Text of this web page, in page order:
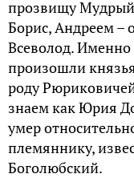
прозвищу
Борис, Андреем –
Всеволод.
произошли
роду
знаем как Юрия
умер
племяннику,
Боголюбский.